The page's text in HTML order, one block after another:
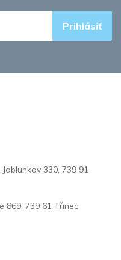
Prihlásiť
330, 739 91
869, 739 61 Třinec